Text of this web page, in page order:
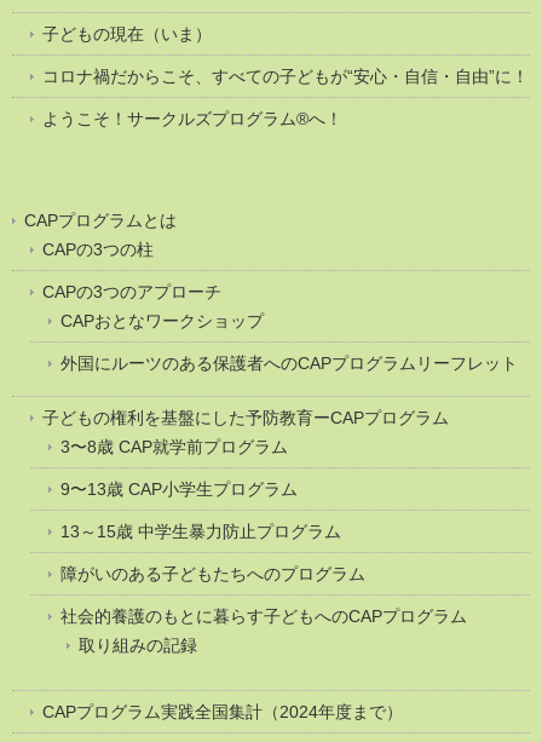
子どもの現在（いま）
コロナ禍だからこそ、すべての子どもが“安心・自信・自由”に！
ようこそ！サークルズプログラム®へ！
CAPプログラムとは
CAPの3つの柱
CAPの3つのアプローチ
CAPおとなワークショップ
外国にルーツのある保護者へのCAPプログラムリーフレット
子どもの権利を基盤にした予防教育ーCAPプログラム
3〜8歳 CAP就学前プログラム
9〜13歳 CAP小学生プログラム
13～15歳 中学生暴力防止プログラム
障がいのある子どもたちへのプログラム
社会的養護のもとに暮らす子どもへのCAPプログラム
取り組みの記録
CAPプログラム実践全国集計（2024年度まで）